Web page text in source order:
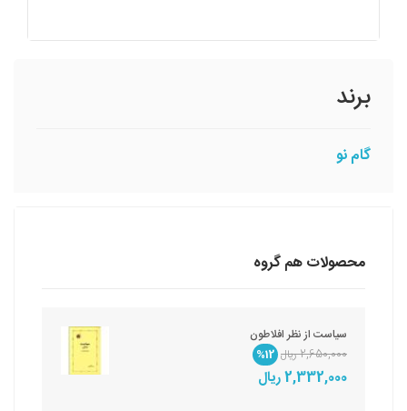
برند
گام نو
محصولات هم گروه
سیاست از نظر افلاطون
2,650,000 ریال
%12
2,332,000 ریال